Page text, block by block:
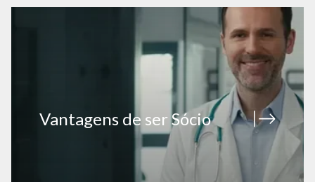
Vantagens de ser Sócio